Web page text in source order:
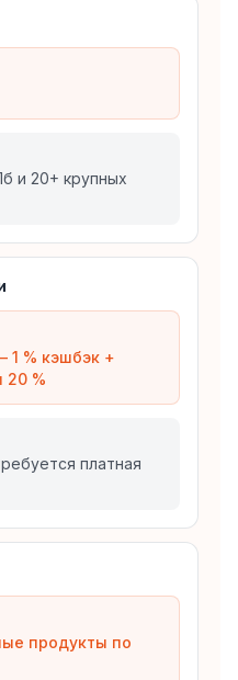
и 20+ крупных
% кэшбэк +
20 %
платная
продукты по